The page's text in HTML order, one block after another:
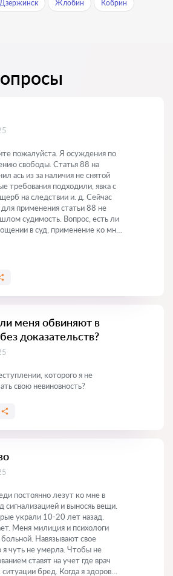
Дзержинск Жлобин Кобрин
пожалуйста. Я осуждения по
свободы. Статья 88 на
ась из за наличия не снятой
требования подходили, явка с
на следствии и. д. Сейчас
применения статьи 88 не
судимость. Вопрос, есть ли
в суд, применение ко мне
меня обвиняют в
доказательств?
которого я не
свою невиновность?
постоянно лезут ко мне в
сигнализацией и выносяь вещи.
украли 10-20 лет назад.
Меня милиция и психологи
Навязывают свое
я чуть не умерла. Чтобы не
ставят на учет где врач
бред. Когда я здоровый